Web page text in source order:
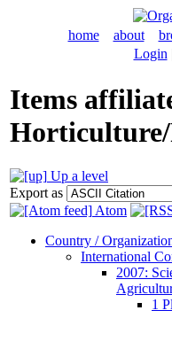
home about
Login
Items
Up a level
Export as
Atom
Country /
International
2007:
1